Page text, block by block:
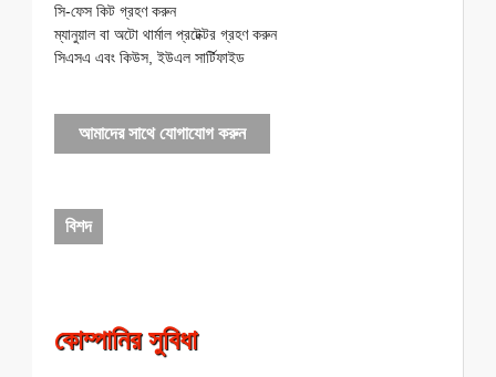
সি-ফেস কিট গ্রহণ করুন
ম্যানুয়াল বা অটো থার্মাল প্রটেক্টর গ্রহণ করুন
সিএসএ এবং কিউস, ইউএল সার্টিফাইড
আমাদের সাথে যোগাযোগ করুন
বিশদ
কোম্পানির সুবিধা